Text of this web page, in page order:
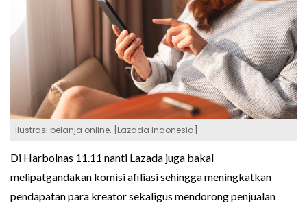
Ilustrasi belanja online. [Lazada Indonesia]
Di Harbolnas 11.11 nanti Lazada juga bakal
melipatgandakan komisi afiliasi sehingga meningkatkan
pendapatan para kreator sekaligus mendorong penjualan